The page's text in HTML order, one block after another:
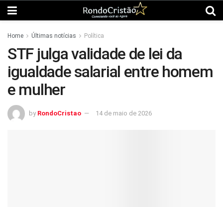
Home Últimas notícias Política
STF julga validade de lei da
igualdade salarial entre homem
e mulher
by RondoCristao 14 de maio de 2026